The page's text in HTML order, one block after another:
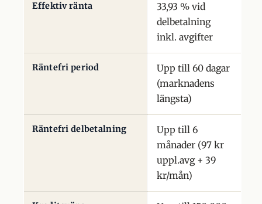
Effektiv ränta
33,93 % vid
delbetalning
inkl. avgifter
Räntefri period
Upp till 60 dagar
(marknadens
längsta)
Räntefri delbetalning
Upp till 6
månader (97 kr
uppl.avg + 39
kr/mån)